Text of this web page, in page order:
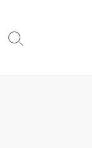
Search